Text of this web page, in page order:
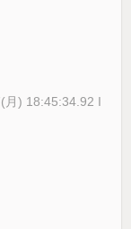
月) 18:45:34.92 I